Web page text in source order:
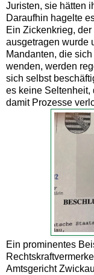
Juristen, sie hätten
Daraufhin hagelte
Ein Zickenkrieg,
ausgetragen wurde
Mandanten, die
wenden, werden
sich selbst
es keine Seltenheit,
damit Prozesse
Ein prominentes
Amtsgericht